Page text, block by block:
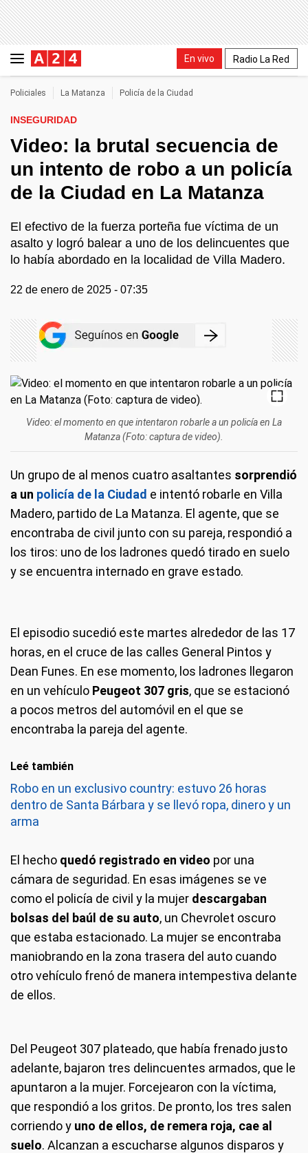
En vivo Radio La Red
Policiales La Matanza Policía de la Ciudad
INSEGURIDAD
Video: la brutal secuencia de
un intento de robo a un policía
de la Ciudad en La Matanza
El efectivo de la fuerza porteña fue víctima de un
asalto y logró balear a uno de los delincuentes que
lo había abordado en la localidad de Villa Madero.
22 de enero de 2025 - 07:35
Video: el momento en que intentaron robarle a un policía en La
Matanza (Foto: captura de video).
Un grupo de al menos cuatro asaltantes sorprendió
a un policía de la Ciudad e intentó robarle en Villa
Madero, partido de La Matanza. El agente, que se
encontraba de civil junto con su pareja, respondió a
los tiros: uno de los ladrones quedó tirado en suelo
y se encuentra internado en grave estado.
El episodio sucedió este martes alrededor de las 17
horas, en el cruce de las calles General Pintos y
Dean Funes. En ese momento, los ladrones llegaron
en un vehículo Peugeot 307 gris, que se estacionó
a pocos metros del automóvil en el que se
encontraba la pareja del agente.
Leé también
Robo en un exclusivo country: estuvo 26 horas
dentro de Santa Bárbara y se llevó ropa, dinero y un
arma
El hecho quedó registrado en video por una
cámara de seguridad. En esas imágenes se ve
como el policía de civil y la mujer descargaban
bolsas del baúl de su auto, un Chevrolet oscuro
que estaba estacionado. La mujer se encontraba
maniobrando en la zona trasera del auto cuando
otro vehículo frenó de manera intempestiva delante
de ellos.
Del Peugeot 307 plateado, que había frenado justo
adelante, bajaron tres delincuentes armados, que le
apuntaron a la mujer. Forcejearon con la víctima,
que respondió a los gritos. De pronto, los tres salen
corriendo y uno de ellos, de remera roja, cae al
suelo. Alcanzan a escucharse algunos disparos y